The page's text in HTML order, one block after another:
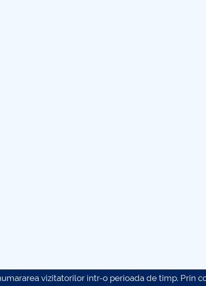
vizitatorilor intr-o perioada de timp. Prin